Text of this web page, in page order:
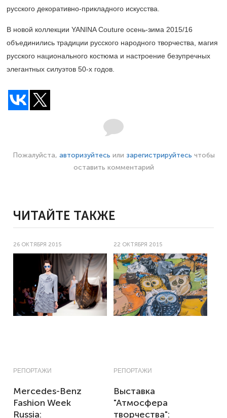
русского декоративно-прикладного искусства.
В новой коллекции YANINA Couture осень-зима 2015/16
объединились традиции русского народного творчества, магия
русского национального костюма и настроение безупречных
элегантных силуэтов 50-х годов.
Пожалуйста, авторизуйтесь или зарегистрируйтесь чтобы
оставить комментарий
ЧИТАЙТЕ ТАКЖЕ
26 ОКТЯБРЯ 2015
РЕПОРТАЖИ
Mercedes-Benz
Fashion Week
Russia:
22 ОКТЯБРЯ 2015
РЕПОРТАЖИ
Выставка
"Атмосфера
творчества":